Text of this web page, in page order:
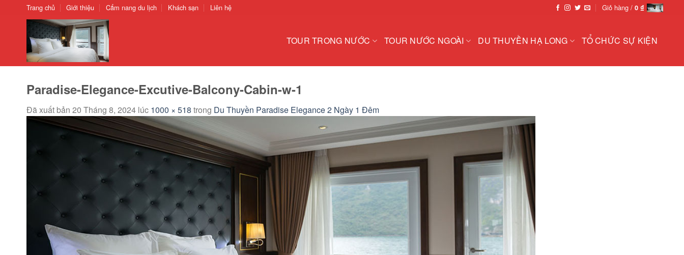
ChuyểnTrang chủ Giới thiệu Cẩm nang du lịch Khách sạn Liên hệ Giỏ hàng / 0 ₫
TOUR TRONG NƯỚC TOUR NƯỚC NGOÀI DU THUYỀN HẠ LONG TỔ CHỨC SỰ KIỆN
Paradise-Elegance-Excutive-Balcony-Cabin-w-1
Đã xuất bản 20 Tháng 8, 2024 lúc 1000 × 518 trong Du Thuyền Paradise Elegance 2 Ngày 1 Đêm